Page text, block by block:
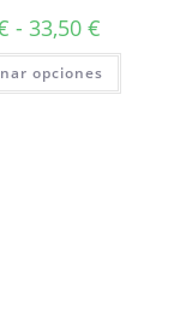
- 33,50 €
opciones